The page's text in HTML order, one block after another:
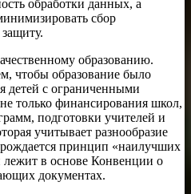
обработки данных, а
сбор
образованию.
чтобы образование было
детей с ограниченными
только финансирования школ,
подготовки учителей и
учитывает разнообразие
принцип «наилучших
лежит в основе Конвенции о
документах.